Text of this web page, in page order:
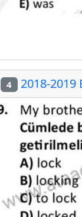
4 2018-2019